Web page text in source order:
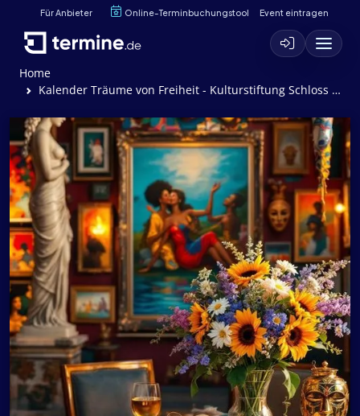
Für Anbieter Online-Terminbuchungstool Event eintragen
Home
Kalender Träume von Freiheit - Kulturstiftung Schloss Agathenburg